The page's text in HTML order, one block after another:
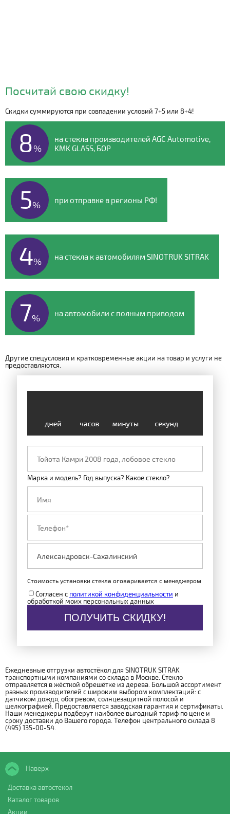
Видео о компании
Посчитай свою скидку!
Скидки суммируются при совпадении условий 7+5 или 8+4!
8%
на стекла производителей AGC Automotive,
KMK GLASS, БОР
5% при отправке в регионы РФ!
4% на стекла к автомобилям SINOTRUK SITRAK
7% на автомобили с полным приводом
Другие спецусловия и кратковременные акции на товар и услуги не
предоставляются.
Марка и модель? Год выпуска? Какое стекло?
Стоимость установки стекла оговаривается с менеджером
Согласен с политикой конфиденциальности и
обработкой моих персональных данных
ПОЛУЧИТЬ СКИДКУ!
Ежедневные отгрузки автостёкол для SINOTRUK SITRAK
транспортными компаниями со склада в Москве. Стекло
отправляется в жёсткой обрешётке из дерева. Большой ассортимент
разных производителей с широким выбором комплектаций: с
датчиком дождя, обогревом, солнцезащитной полосой и
шелкографией. Предоставляется заводская гарантия и сертификаты.
Наши менеджеры подберут наиболее выгодный тариф по цене и
сроку доставки до Вашего города. Телефон центрального склада 8
(495) 135-00-54.
Наверх
Доставка автостекол
Каталог товаров
Акции